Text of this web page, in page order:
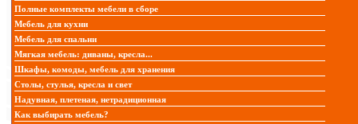
Полные комплекты мебели в сборе
Мебель для кухни
Мебель для спальни
Мягкая мебель: диваны, кресла...
Шкафы, комоды, мебель для хранения
Столы, стулья, кресла и свет
Надувная, плетеная, нетрадиционная
Как выбирать мебель?